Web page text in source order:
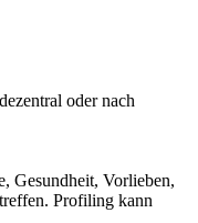
oder nach
Gesundheit, Vorlieben,
Profiling kann